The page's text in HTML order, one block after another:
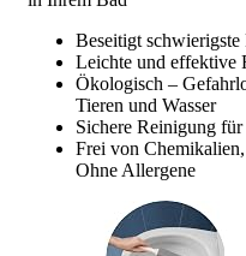
Beseitigt
Leichte und effektive
Ökologisch –
Tieren und Wasser
Sichere Reinigung für
Frei von
Ohne Allergene